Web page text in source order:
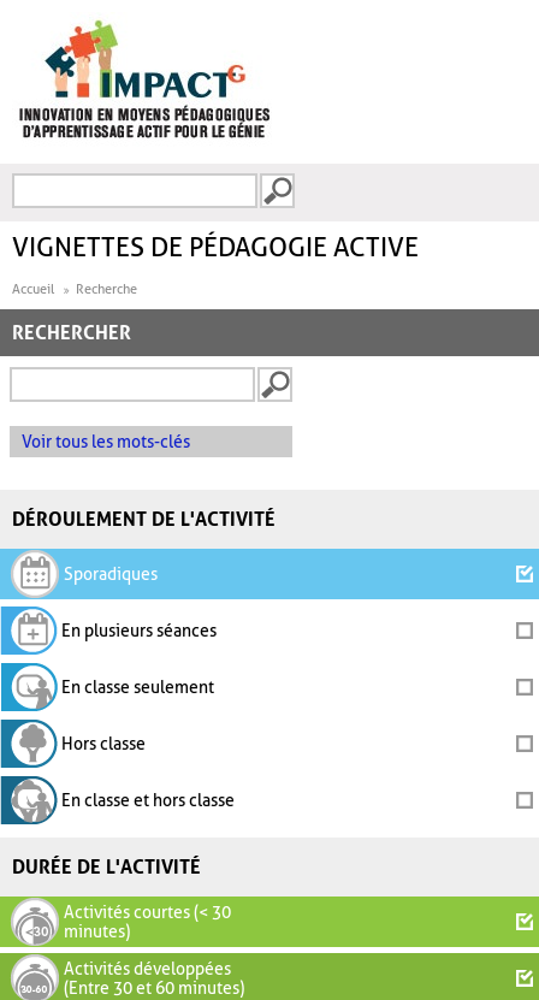
FORMULAIRE DE
VIGNETTES DE PÉDAGOGIE ACTIVE
Accueil Recherche
RECHERCHER
Voir tous les mots-clés
DÉROULEMENT DE L'ACTIVITÉ
Sporadiques
En plusieurs séances
En classe seulement
Hors classe
En classe et hors classe
DURÉE DE L'ACTIVITÉ
Activités courtes (< 30
minutes)
Activités développées
(Entre 30 et 60 minutes)